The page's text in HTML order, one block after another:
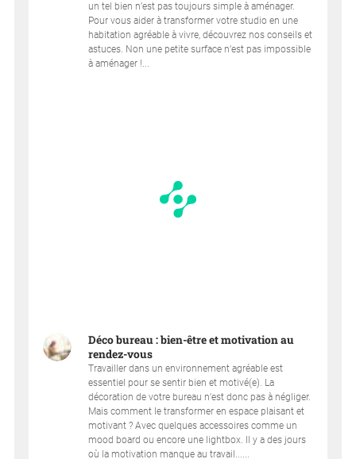
un tel bien n’est pas toujours simple à aménager.
Pour vous aider à transformer votre studio en une
habitation agréable à vivre, découvrez nos conseils et
astuces. Non une petite surface n’est pas impossible
à aménager !...
Déco bureau : bien-être et motivation au
rendez-vous
Travailler dans un environnement agréable est
essentiel pour se sentir bien et motivé(e). La
décoration de votre bureau n’est donc pas à négliger.
Mais comment le transformer en espace plaisant et
motivant ? Avec quelques accessoires comme un
mood board ou encore une lightbox. Il y a des jours
où la motivation manque au travail......